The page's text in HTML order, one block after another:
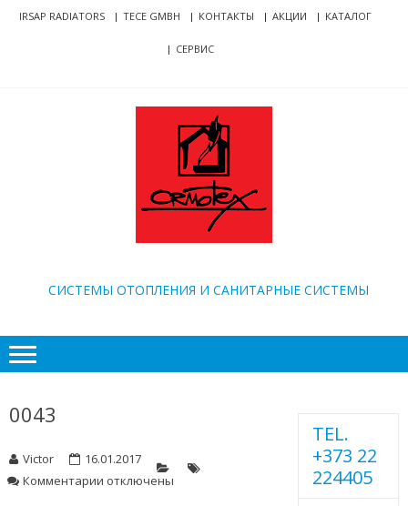
Skip
SkipIRSAP RADIATORS TECE GMBH КОНТАКТЫ АКЦИИ КАТАЛОГ
СЕРВИС
CИСТЕМЫ ОТОПЛЕНИЯ И САНИТАРНЫЕ СИСТЕМЫ
0043
Victor
16.01.2017
Комментарии котключены
TEL.
+373 22
224405